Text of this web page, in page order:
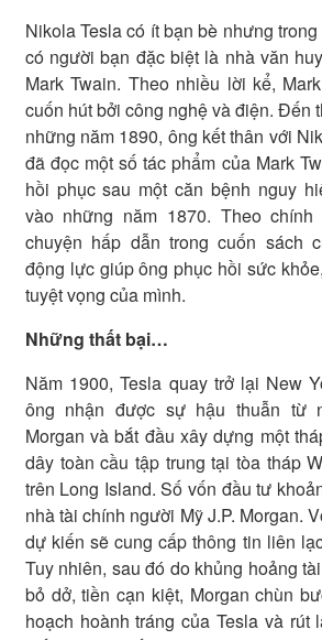
Nikola Tesla có ít bạn bè nhưng
có người bạn đặc biệt là nhà văn
Mark Twain. Theo nhiều lời kể,
cuốn hút bởi công nghệ và điện. Đến
những năm 1890, ông kết thân với
đã đọc một số tác phẩm của Mark
hồi phục sau một căn bệnh nguy
vào những năm 1870. Theo chính
chuyện hấp dẫn trong cuốn sách
động lực giúp ông phục hồi sức
tuyệt vọng của mình.
Những thất bại…
Năm 1900, Tesla quay trở lại New
ông nhận được sự hậu thuẫn từ
Morgan và bắt đầu xây dựng một
dây toàn cầu tập trung tại tòa tháp
trên Long Island. Số vốn đầu tư
nhà tài chính người Mỹ J.P. Morgan.
dự kiến sẽ cung cấp thông tin liên
Tuy nhiên, sau đó do khủng hoảng
bỏ dở, tiền cạn kiệt, Morgan chùn
hoạch hoành tráng của Tesla và